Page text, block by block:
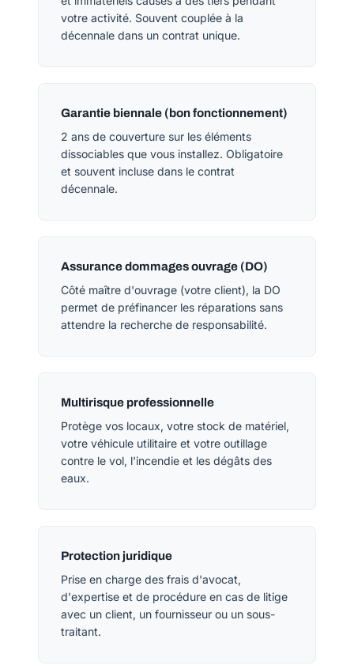
votre activité. Souvent couplée à la
décennale dans un contrat unique.
Garantie biennale (bon fonctionnement)
2 ans de couverture sur les éléments
dissociables que vous installez. Obligatoire
et souvent incluse dans le contrat
décennale.
Assurance dommages ouvrage (DO)
Côté maître d'ouvrage (votre client), la DO
permet de préfinancer les réparations sans
attendre la recherche de responsabilité.
Multirisque professionnelle
Protège vos locaux, votre stock de matériel,
votre véhicule utilitaire et votre outillage
contre le vol, l'incendie et les dégâts des
eaux.
Protection juridique
Prise en charge des frais d'avocat,
d'expertise et de procédure en cas de litige
avec un client, un fournisseur ou un sous-
traitant.